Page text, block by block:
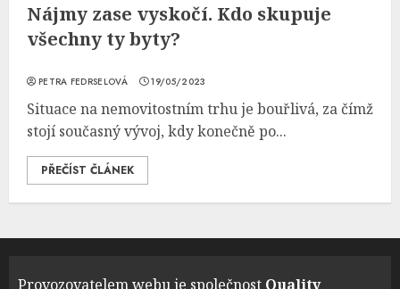
Nájmy zase vyskočí. Kdo skupuje
všechny ty byty?
PETRA FEDRSELOVÁ 19/05/2023
Situace na nemovitostním trhu je bouřlivá, za čímž
stojí současný vývoj, kdy konečně po...
PŘEČÍST ČLÁNEK
Provozovatelem webu je společnost Quality